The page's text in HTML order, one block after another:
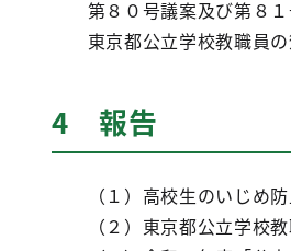
第８０号議案及び第８
東京都公立学校教職員
4 報告
（１）高校生のいじめ防
（２） 東京都公立学校